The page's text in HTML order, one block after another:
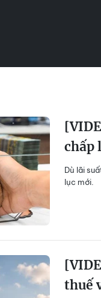
chấp
Dù lãi
lục mới.
thuế